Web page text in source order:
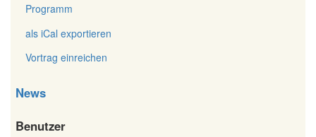
Programm
als iCal exportieren
Vortrag einreichen
News
Benutzer